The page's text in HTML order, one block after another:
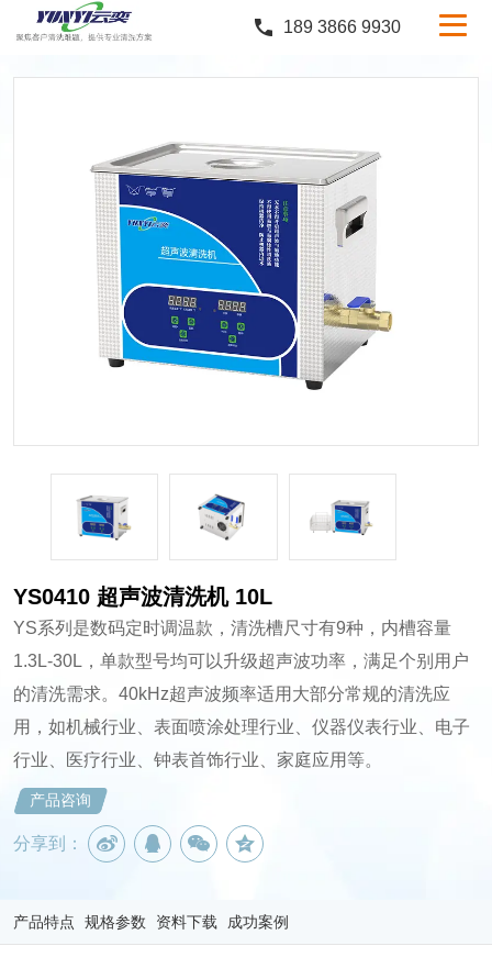
产品中心
服务与支持
189 3866 9930
YS0410 超声波清洗机 10L
YS系列是数码定时调温款，清洗槽尺寸有9种，内槽容量
1.3L-30L，单款型号均可以升级超声波功率，满足个别用户
的清洗需求。40kHz超声波频率适用大部分常规的清洗应
用，如机械行业、表面喷涂处理行业、仪器仪表行业、电子
行业、医疗行业、钟表首饰行业、家庭应用等。
产品咨询
分享到：
产品特点 规格参数 资料下载 成功案例